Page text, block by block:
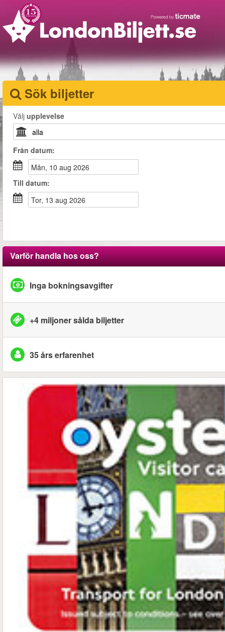
Sök biljetter
Välj upplevelse
Från datum:
mån, 10 aug 2026
Till datum:
tor, 13 aug 2026
Varför handla hos oss?
Inga bokningsavgifter
+4 miljoner sålda biljetter
35 års erfarenhet